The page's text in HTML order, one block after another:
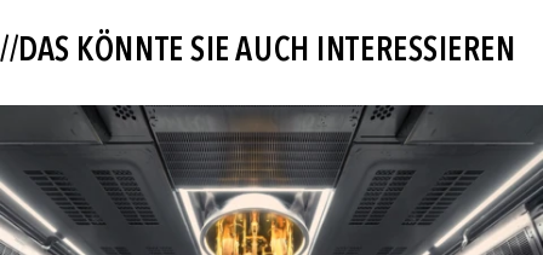
//DAS KÖNNTE SIE AUCH INTERESSIEREN